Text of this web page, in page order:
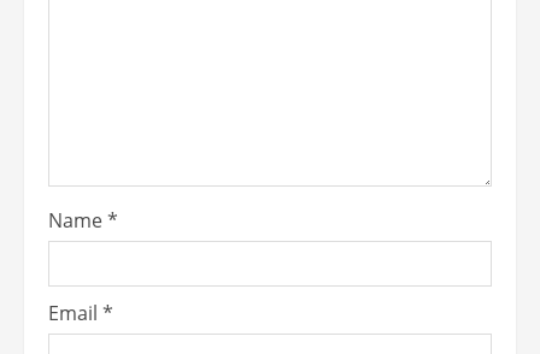
Name*
Email *